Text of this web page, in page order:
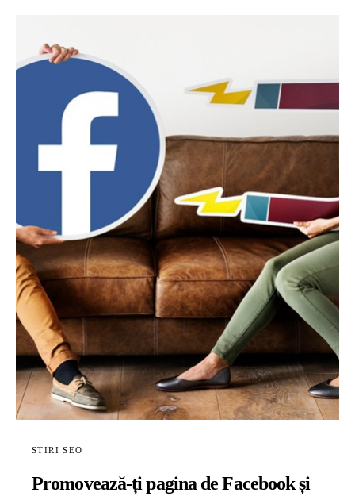
STIRI SEO
Promovează-ți pagina de Facebook și